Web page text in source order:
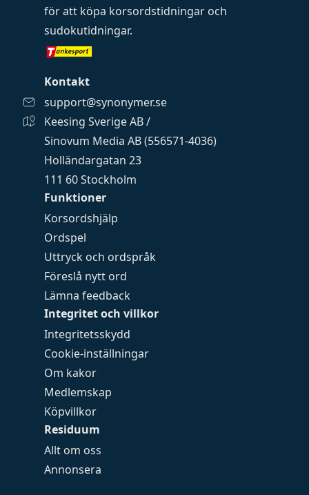
Funktioner
Korsordshjälp
Ordspel
Uttryck och ordspråk
Föreslå nytt ord
Lämna feedback
Integritet och villkor
Integritetsskydd
Cookie-inställningar
Om kakor
Medlemskap
Köpvillkor
Residuum
Allt om oss
Annonsera
för att köpa korsordstidningar och
sudokutidningar.
Kontakt
support@synonymer.se
Keesing Sverige AB /
Sinovum Media AB (556571-4036)
Holländargatan 23
111 60 Stockholm